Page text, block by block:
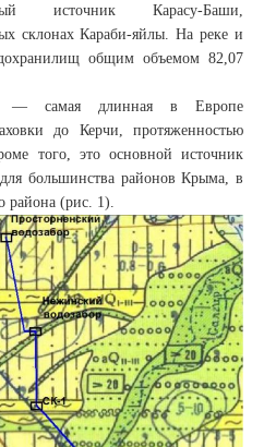
источник Карасу-Баши,
склонах Караби-яйлы. На реке и
общим объемом 82,07
— самая длинная в Европе
до Керчи, протяженностью
того, это основной источник
большинства районов Крыма, в
района (рис. 1).